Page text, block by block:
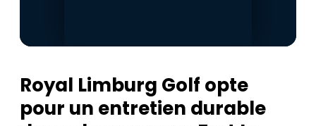
Royal Limburg Golf opte
pour un entretien durable